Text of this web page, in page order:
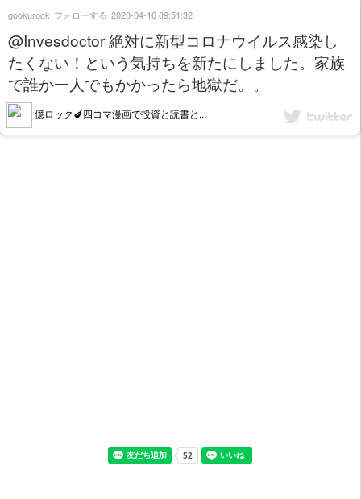
@Invesdoctor 絶対に新型コロナウイルス感染し
たくない！という気持ちを新たにしました。家族
で誰か一人でもかかったら地獄だ。。
億ロック🍆四コマ漫画で投資と読書と...
gookurock フォローする 2020-04-16 09:51:32